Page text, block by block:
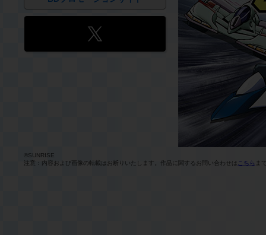
©SUNRISE
注意：内容および画像の転載はお断りいたします。作品に関するお問い合わせは こちら ま